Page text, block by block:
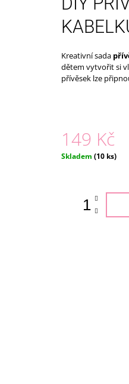
Kreativní sada
dětem vytvořit si
přívěsek lze
149 Kč
Měrná
Skladem (10 ks)
179 Kč